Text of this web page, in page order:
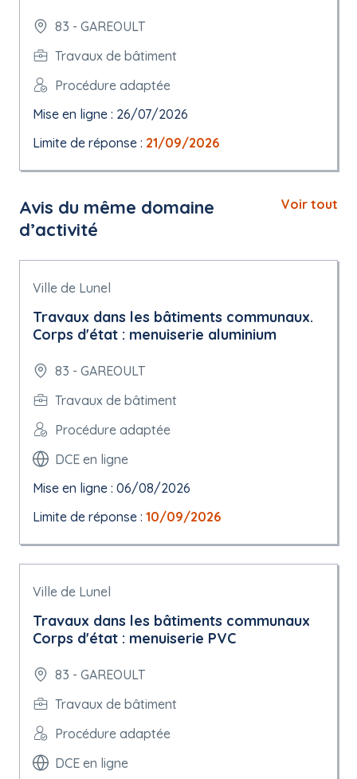
83 - GAREOULT
Travaux de bâtiment
Procédure adaptée
Mise en ligne : 26/07/2026
Limite de réponse : 21/09/2026
Avis du même domaine
d’activité
Voir tout
Ville de Lunel
Travaux dans les bâtiments communaux.
Corps d'état : menuiserie aluminium
83 - GAREOULT
Travaux de bâtiment
Procédure adaptée
DCE en ligne
Mise en ligne : 06/08/2026
Limite de réponse : 10/09/2026
Ville de Lunel
Travaux dans les bâtiments communaux
Corps d'état : menuiserie PVC
83 - GAREOULT
Travaux de bâtiment
Procédure adaptée
DCE en ligne